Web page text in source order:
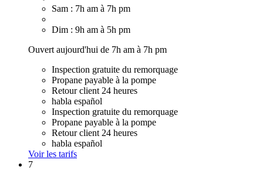
Sam : 7h am à 7h pm
Dim : 9h am à 5h pm
Ouvert aujourd'hui de 7h am à 7h pm
Inspection gratuite du remorquage
Propane payable à la pompe
Retour client 24 heures
habla español
Inspection gratuite du remorquage
Propane payable à la pompe
Retour client 24 heures
habla español
Voir les tarifs
7